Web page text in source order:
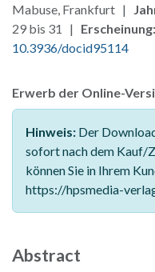
Mabuse, Frankfurt |
29 bis 31 | Erscheinung:
10.3936/docid95114
Erwerb der Online-
Hinweis: Der
sofort nach dem Kauf/
können Sie in Ihrem
https://hpsmedia-
Abstract